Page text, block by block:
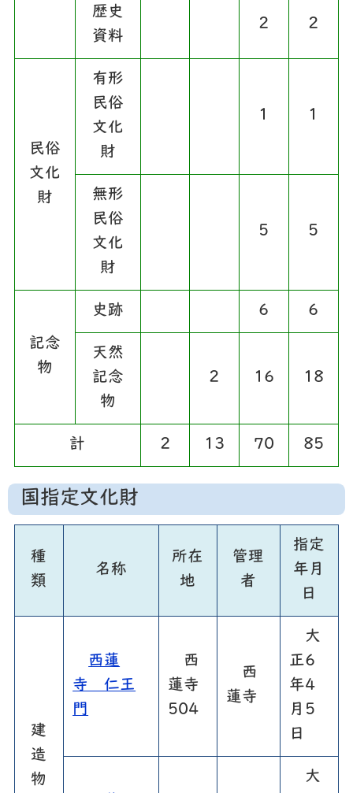
歴史
資料
2 2
民俗
文化
財
有形
民俗
文化
財
1 1
無形
民俗
文化
財
5 5
記念
物
史跡 6 6
天然
記念
物
2 16 18
計 2 13 70 85
国指定文化財
種
類
名称
所在
地
管理
者
指定
年月
日
建
造
物
西蓮
寺 仁王
門
西
蓮寺
504
西
蓮寺
大
正6
年4
月5
日
大